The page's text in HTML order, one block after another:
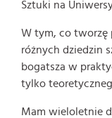
Sztuki na
W tym, co tworzę
różnych dziedzin
bogatsza w
tylko
Mam wieloletnie